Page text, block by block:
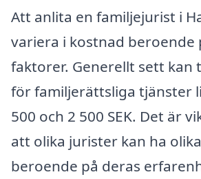
Att anlita en familjejurist i
variera i kostnad beroende
faktorer. Generellt sett kan
för familjerättsliga tjänster
500 och 2 500 SEK. Det är
att olika jurister kan ha
beroende på deras